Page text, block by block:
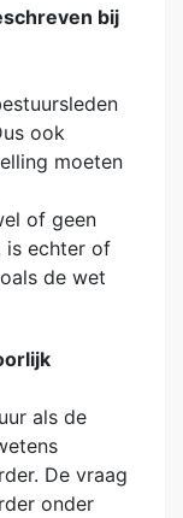
bij
ook
moeten
of geen
is echter of
de wet
als de
De vraag
onder